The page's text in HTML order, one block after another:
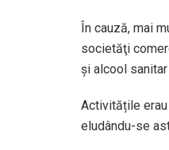
În cauză, mai
societăţi
şi alcool
Activitățile
eludându-se